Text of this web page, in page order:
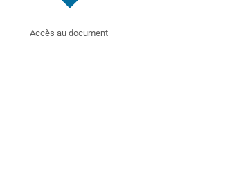
Accès au document